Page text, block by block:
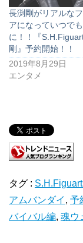
長渕剛がリアルな
アになっていつで
に！！『
剛』予約開始！！
2019年8月29日
エンタメ
タグ :
アムバンダイ , 予
バイバル編, 魂ウ